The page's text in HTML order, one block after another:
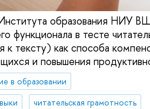
образования НИУ
функционала в тесте
к тексту) как способа
и повышения
в образовании
читательская грамотность